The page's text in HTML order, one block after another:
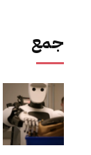
جمع